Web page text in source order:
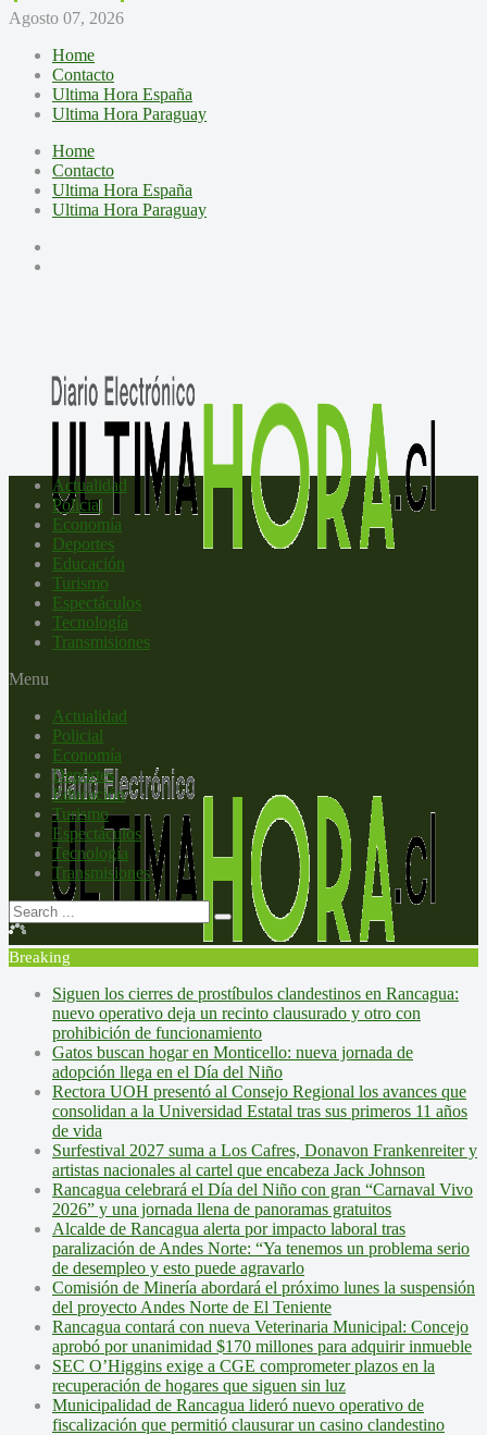
Agosto 07, 2026
Home
Contacto
Ultima Hora España
Ultima Hora Paraguay
Home
Contacto
Ultima Hora España
Ultima Hora Paraguay
Actualidad
Policial
Economía
Deportes
Educación
Turismo
Espectáculos
Tecnología
Transmisiones
Menu
Actualidad
Policial
Economía
Deportes
Educación
Turismo
Espectáculos
Tecnología
Transmisiones
Breaking
Siguen los cierres de prostíbulos clandestinos en Rancagua:
nuevo operativo deja un recinto clausurado y otro con
prohibición de funcionamiento
Gatos buscan hogar en Monticello: nueva jornada de
adopción llega en el Día del Niño
Rectora UOH presentó al Consejo Regional los avances que
consolidan a la Universidad Estatal tras sus primeros 11 años
de vida
Surfestival 2027 suma a Los Cafres, Donavon Frankenreiter y
artistas nacionales al cartel que encabeza Jack Johnson
Rancagua celebrará el Día del Niño con gran “Carnaval Vivo
2026” y una jornada llena de panoramas gratuitos
Alcalde de Rancagua alerta por impacto laboral tras
paralización de Andes Norte: “Ya tenemos un problema serio
de desempleo y esto puede agravarlo
Comisión de Minería abordará el próximo lunes la suspensión
del proyecto Andes Norte de El Teniente
Rancagua contará con nueva Veterinaria Municipal: Concejo
aprobó por unanimidad $170 millones para adquirir inmueble
SEC O’Higgins exige a CGE comprometer plazos en la
recuperación de hogares que siguen sin luz
Municipalidad de Rancagua lideró nuevo operativo de
fiscalización que permitió clausurar un casino clandestino